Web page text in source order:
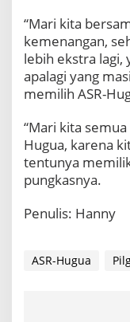
“Mari kita
kemenangan,
lebih ekstra lagi,
apalagi yang
memilih ASR-
“Mari kita
Hugua, karena
tentunya
pungkasnya.
Penulis: Hanny
ASR-Hugua